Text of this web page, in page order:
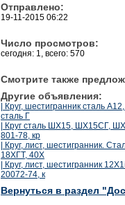
Отправлено:
19-11-2015 06:22
Число просмотров:
сегодня: 1, всего: 570
Смотрите также
Другие объявления:
| Круг, шестигранник сталь
сталь Г
| Круг сталь ШХ15, ШХ15СГ,
801-78, кр
| Круг, лист, шестигранник.
18ХГТ, 40Х
| Круг, лист, шестигранник
20072-74, к
Вернуться в раздел